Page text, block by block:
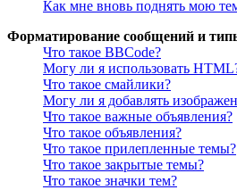
Как мне вновь поднять мою
Форматирование сообщений и
Что такое BBCode?
Могу ли я использовать
Что такое смайлики?
Могу ли я добавлять
Что такое важные объявления?
Что такое объявления?
Что такое прилепленные темы?
Что такое закрытые темы?
Что такое значки тем?